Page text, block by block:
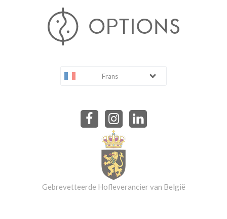
Frans
Gebrevetteerde Hofleverancier van België